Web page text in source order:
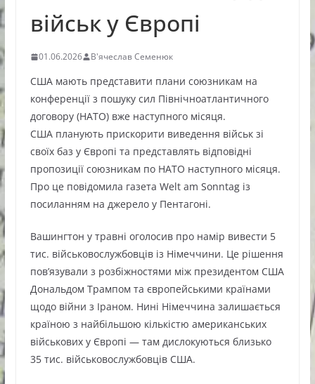
військ у Європі
01.06.2026 В'ячеслав Семенюк
США мають представити плани союзникам на
конференції з пошуку сил Північноатлантичного
договору (НАТО) вже наступного місяця.
США планують прискорити виведення військ зі
своїх баз у Європі та представлять відповідні
пропозиції союзникам по НАТО наступного місяця.
Про це повідомила газета Welt am Sonntag із
посиланням на джерело у Пентагоні.
Вашингтон у травні оголосив про намір вивести 5
тис. військовослужбовців із Німеччини. Це рішення
пов’язували з розбіжностями між президентом США
Дональдом Трампом та європейськими країнами
щодо війни з Іраном. Нині Німеччина залишається
країною з найбільшою кількістю американських
військових у Європі — там дислокуються близько
35 тис. військовослужбовців США.